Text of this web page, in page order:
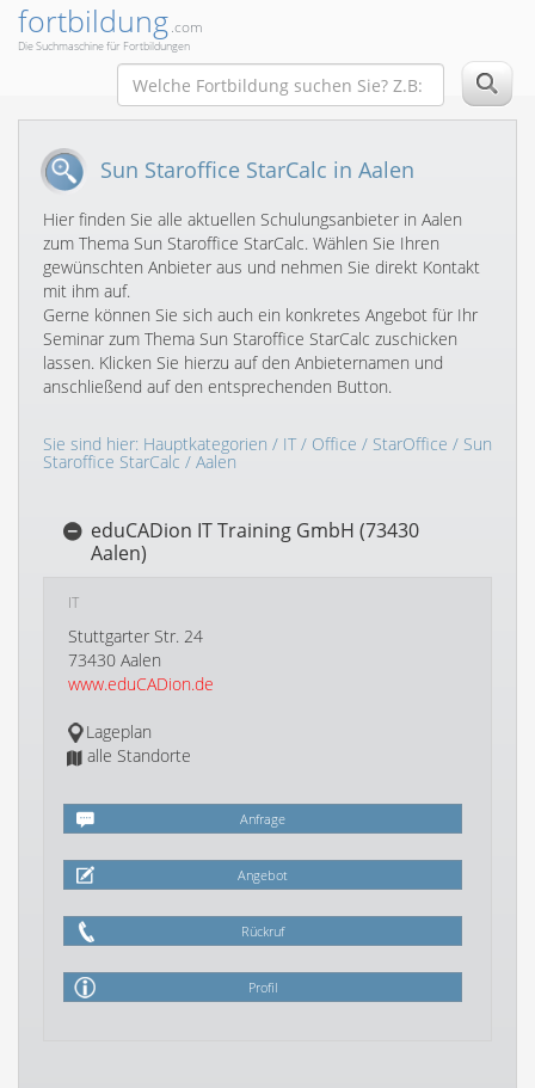
fortbildung.com
Die Suchmaschine für Fortbildungen
Sun Staroffice StarCalc in Aalen
Hier finden Sie alle aktuellen Schulungsanbieter in Aalen
zum Thema Sun Staroffice StarCalc. Wählen Sie Ihren
gewünschten Anbieter aus und nehmen Sie direkt Kontakt
mit ihm auf.
Gerne können Sie sich auch ein konkretes Angebot für Ihr
Seminar zum Thema Sun Staroffice StarCalc zuschicken
lassen. Klicken Sie hierzu auf den Anbieternamen und
anschließend auf den entsprechenden Button.
Sie sind hier: Hauptkategorien / IT/ Office / StarOffice / Sun
Staroffice StarCalc / Aalen
eduCADion IT Training GmbH (73430
Aalen)
IT
Stuttgarter Str. 24
73430 Aalen
www.eduCADion.de
Lageplan
alle Standorte
Anfrage
Angebot
Rückruf
Profil